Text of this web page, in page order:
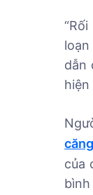
dẫn
của